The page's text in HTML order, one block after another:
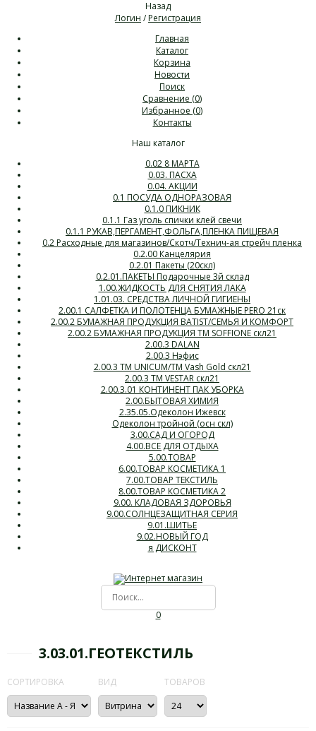
Назад
Логин /Регистрация
Главная
Каталог
Корзина
Новости
Поиск
Сравнение (0)
Избранное (0)
Контакты
Наш каталог
0.02 8 МАРТА
0.03. ПАСХА
0.04. АКЦИИ
0.1 ПОСУДА ОДНОРАЗОВАЯ
0.1.0 ПИКНИК
0.1.1 Газ уголь спички клей свечи
0.1.1 РУКАВ,ПЕРГАМЕНТ,ФОЛЬГА,ПЛЕНКА ПИЩЕВАЯ
0.2 Расходные для магазинов/Скотч/Технич-ая стрейч пленка
0.2.00 Канцелярия
0.2.01 Пакеты (20скл)
0.2.01.ПАКЕТЫ Подарочные 3й склад
1.00.ЖИДКОСТЬ ДЛЯ СНЯТИЯ ЛАКА
1.01.03. СРЕДСТВА ЛИЧНОЙ ГИГИЕНЫ
2.00.1 САЛФЕТКА И ПОЛОТЕНЦА БУМАЖНЫЕ PERO 21ск
2.00.2 БУМАЖНАЯ ПРОДУКЦИЯ BATIST/СЕМЬЯ И КОМФОРТ
2.00.2 БУМАЖНАЯ ПРОДУКЦИЯ ТМ SOFFIONE скл21
2.00.3 DALAN
2.00.3 Нэфис
2.00.3 ТМ UNICUM/ТМ Vash Gold скл21
2.00.3 ТМ VESTAR скл21
2.00.3.01 КОНТИНЕНТ ПАК УБОРКА
2.00.БЫТОВАЯ ХИМИЯ
2.35.05.Одеколон Ижевск
Одеколон тройной (осн скл)
3.00.САД И ОГОРОД
4.00.ВСЕ ДЛЯ ОТДЫХА
5.00.ТОВАР
6.00.ТОВАР КОСМЕТИКА 1
7.00.ТОВАР ТЕКСТИЛЬ
8.00.ТОВАР КОСМЕТИКА 2
9.00. КЛАДОВАЯ ЗДОРОВЬЯ
9.00.СОЛНЦЕЗАЩИТНАЯ СЕРИЯ
9.01.ШИТЬЕ
9.02.НОВЫЙ ГОД
я ДИСКОНТ
0
3.03.01.ГЕОТЕКСТИЛЬ
СОРТИРОВКА ВИД ТОВАРОВ